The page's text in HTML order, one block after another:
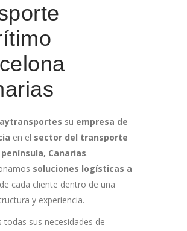
su empresa de
en el sector del transporte
Canarias.
soluciones logísticas a
de cada cliente dentro de una
y experiencia.
todas sus necesidades de